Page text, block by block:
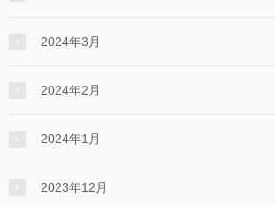
2024年3月
2024年2月
2024年1月
2023年12月